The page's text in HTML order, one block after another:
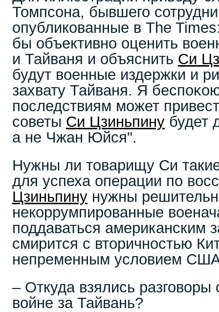
Томпсона, бывшего
опубликованные в The
бы объективно оценить
и Тайваня и объяснить Си
будут военные издержки и
захвату Тайваня. Я
последствиям может
советы Си Цзиньпину будет
а не Чжан Юйся".
Нужны ли товарищу Си
для успеха операции по
Цзиньпину нужны
некоррумпированные
поддаваться американским
смирится с вторичностью
непременным условием
– Откуда взялись
войне за Тайвань?